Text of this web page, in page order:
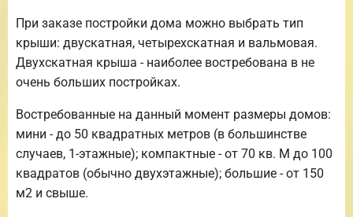
При заказе постройки дома можно выбрать тип
крыши: двускатная, четырехскатная и вальмовая.
Двухскатная крыша - наиболее востребована в не
очень больших постройках.
Востребованные на данный момент размеры домов:
мини - до 50 квадратных метров (в большинстве
случаев, 1-этажные); компактные - от 70 кв. М до 100
квадратов (обычно двухэтажные); большие - от 150
м2 и свыше.